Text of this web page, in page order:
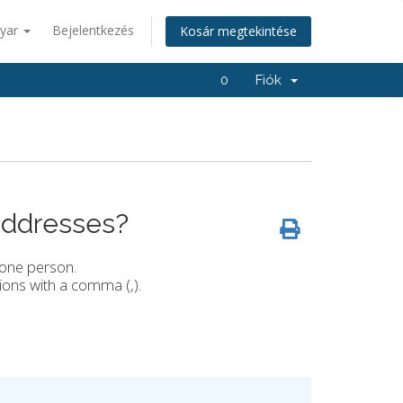
Bejelentkezés Kosár megtekintése
0 Fiók
person.
with a comma (,).